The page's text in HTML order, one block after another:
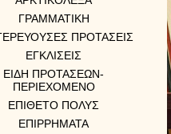
ΓΡΑΜΜΑΤΙΚΗ
ΠΡΟΤΑΣΕΙΣ
ΕΓΚΛΙΣΕΙΣ
ΕΙΔΗ ΠΡΟΤΑΣΕΩΝ-
ΠΕΡΙΕΧΟΜΕΝΟ
ΕΠΙΘΕΤΟ ΠΟΛΥΣ
ΕΠΙΡΡΗΜΑΤΑ